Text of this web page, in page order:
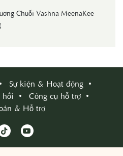
Chuỗi Vashna MeenaKee
Sự kiện & Hoạt động
hồi
Công cụ hỗ trợ
& Hỗ trợ